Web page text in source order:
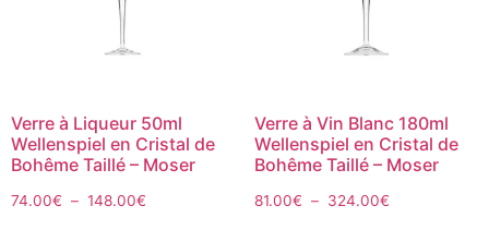
Verre à Liqueur 50ml
Wellenspiel en Cristal de
Bohême Taillé – Moser
74.00€ – 148.00€
Verre à Vin Blanc 180ml
Wellenspiel en Cristal de
Bohême Taillé – Moser
81.00€ – 324.00€